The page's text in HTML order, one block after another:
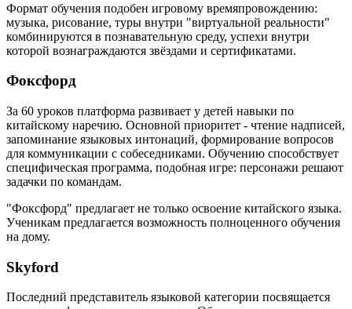
Формат обучения подобен игровому времяпровождению:
музыка, рисование, туры внутри "виртуальной реальности"
комбинируются в познавательную среду, успехи внутри
которой вознаграждаются звёздами и сертификатами.
Фоксфорд
За 60 уроков платформа развивает у детей навыки по
китайскому наречию. Основной приоритет - чтение надписей,
запоминание языковых интонаций, формирование вопросов
для коммуникации с собеседниками. Обучению способствует
специфическая программа, подобная игре: персонажи решают
задачки по командам.
"Фоксфорд" предлагает не только освоение китайского языка.
Ученикам предлагается возможность полноценного обучения
на дому.
Skyford
Последний представитель языковой категории посвящается